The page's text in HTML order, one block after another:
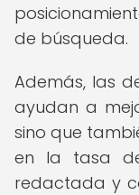
de búsqueda.
Además, las
ayudan a
sino que
en la tasa
redactada y